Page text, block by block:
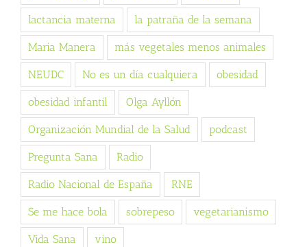
lactancia materna la patraña de la semana
Maria Manera más vegetales menos animales
NEUDC No es un día cualquiera obesidad
obesidad infantil Olga Ayllón
Organización Mundial de la Salud podcast
Pregunta Sana Radio
Radio Nacional de España RNE
Se me hace bola sobrepeso vegetarianismo
Vida Sana vino